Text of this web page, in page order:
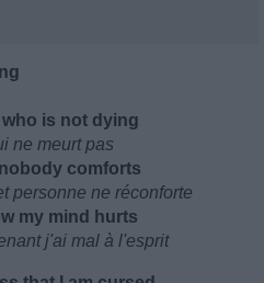
is not dying
ne meurt pas
comforts
personne ne réconforte
my mind hurts
j'ai mal à l'esprit